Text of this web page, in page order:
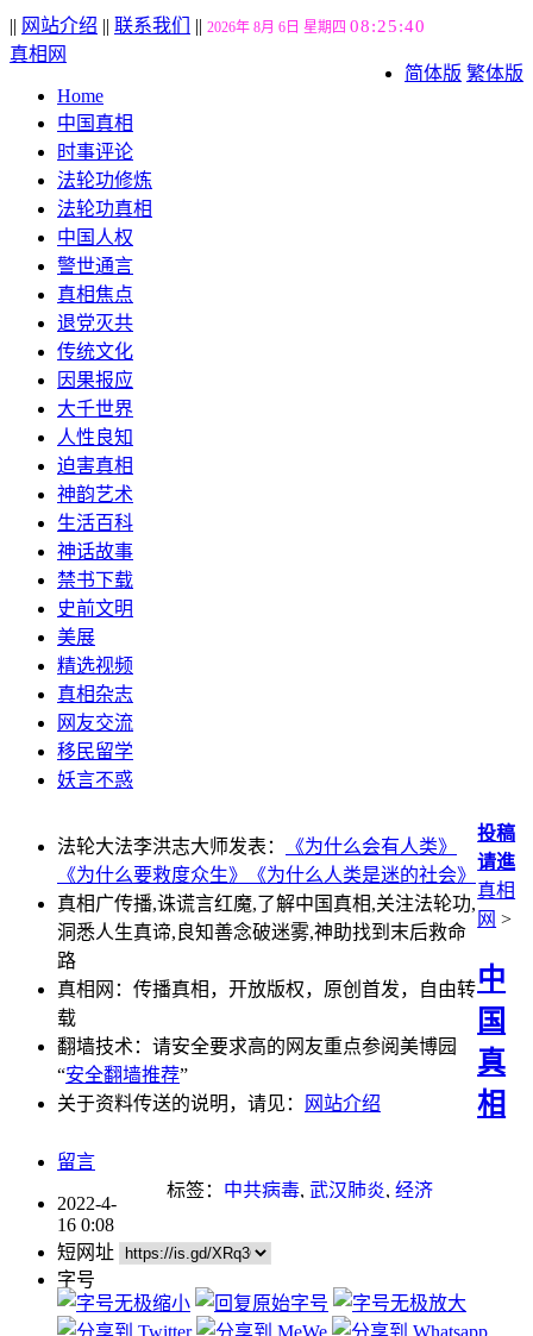
|| 网站介绍 || 联系我们 || 2026年 8月 6日 星期四 08:25:41
简体版 繁体版
真相网
Home
中国真相
时事评论
法轮功修炼
法轮功真相
中国人权
警世通言
真相焦点
退党灭共
传统文化
因果报应
大千世界
人性良知
迫害真相
神韵艺术
生活百科
神话故事
禁书下载
史前文明
美展
精选视频
真相杂志
网友交流
移民留学
妖言不惑
法轮大法李洪志大师发表：
《为什么会有人类》
《为什么要救度众生》
《为什么人类是迷的社会》
真相广传播,诛谎言红魔,了解中国真相,关注法轮功,
洞悉人生真谛,良知善念破迷雾,神助找到末后救命
路
真相网：传播真相，开放版权，原创首发，自由转
载
翻墙技术：请安全要求高的网友重点参阅美博园
“安全翻墙推荐”
关于资料传送的说明，请见：
网站介绍
投稿
请進
真相
网 >
中
国
真
相
留言
标签： 中共病毒, 武汉肺炎, 经济
2022-4-
16 0:08
短网址
字号